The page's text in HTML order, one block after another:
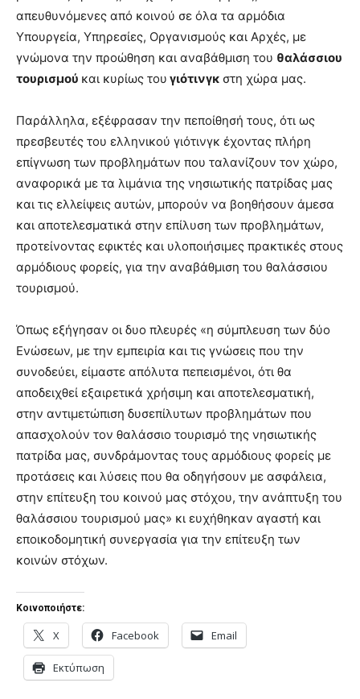
απευθυνόμενες από κοινού σε όλα τα αρμόδια
Υπουργεία, Υπηρεσίες, Οργανισμούς και Αρχές, με
γνώμονα την προώθηση και αναβάθμιση του θαλάσσιου
τουρισμού και κυρίως του γιότινγκ στη χώρα μας.
Παράλληλα, εξέφρασαν την πεποίθησή τους, ότι ως
πρεσβευτές του ελληνικού γιότινγκ έχοντας πλήρη
επίγνωση των προβλημάτων που ταλανίζουν τον χώρο,
αναφορικά με τα λιμάνια της νησιωτικής πατρίδας μας
και τις ελλείψεις αυτών, μπορούν να βοηθήσουν άμεσα
και αποτελεσματικά στην επίλυση των προβλημάτων,
προτείνοντας εφικτές και υλοποιήσιμες πρακτικές στους
αρμόδιους φορείς, για την αναβάθμιση του θαλάσσιου
τουρισμού.
Όπως εξήγησαν οι δυο πλευρές «η σύμπλευση των δύο
Ενώσεων, με την εμπειρία και τις γνώσεις που την
συνοδεύει, είμαστε απόλυτα πεπεισμένοι, ότι θα
αποδειχθεί εξαιρετικά χρήσιμη και αποτελεσματική,
στην αντιμετώπιση δυσεπίλυτων προβλημάτων που
απασχολούν τον θαλάσσιο τουρισμό της νησιωτικής
πατρίδα μας, συνδράμοντας τους αρμόδιους φορείς με
προτάσεις και λύσεις που θα οδηγήσουν με ασφάλεια,
στην επίτευξη του κοινού μας στόχου, την ανάπτυξη του
θαλάσσιου τουρισμού μας» κι ευχήθηκαν αγαστή και
εποικοδομητική συνεργασία για την επίτευξη των
κοινών στόχων.
Κοινοποιήστε:
X Facebook Email
Εκτύπωση